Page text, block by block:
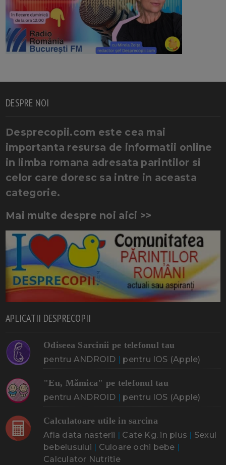
DESPRE NOI
Desprecopii.com este cea mai
importanta resursa de informatii online
in limba romana adresata parintilor si
celor care doresc sa intre in aceasta
categorie.
Mai multe despre noi aici >>
APLICATII DESPRECOPII
Odiseea Sarcinii pe telefonul tau
pentru ANDROID | pentru IOS (Apple)
"Eu, Mămica" pe telefonul tau
pentru ANDROID | pentru IOS (Apple)
Calculatoare utile in sarcina
Afla data nasterii | Cate Kg. in plus | Sexul
bebelusului | Culoare ochi bebe |
Calculator Nutritie